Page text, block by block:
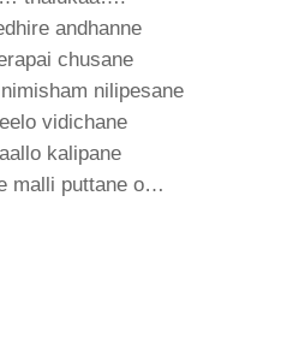
andhanne
chusane
nilipesane
vidichane
kalipane
malli puttane o…